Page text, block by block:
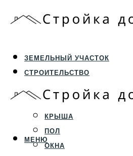
ЗЕМЕЛЬНЫЙ УЧАСТОК
СТРОИТЕЛЬСТВО
ФУНДАМЕНТ И ЦОКОЛЬ
ПЕРЕКРЫТИЯ И СТЕНЫ
КРЫША
ПОЛ
ОКНА
МЕНЮ